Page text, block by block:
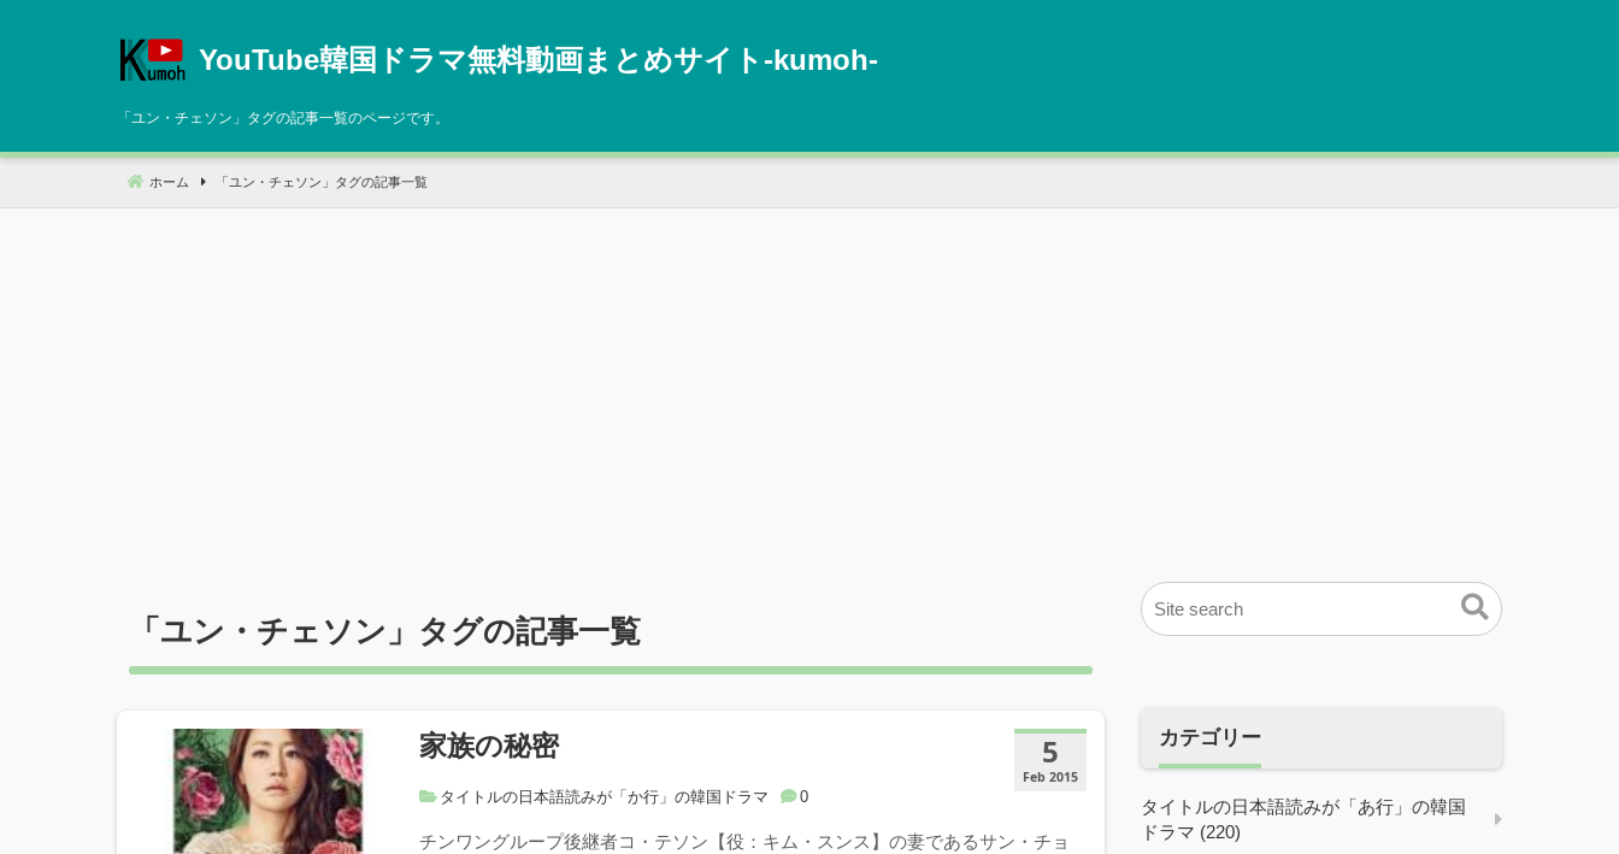
へ
動
YouTube韓国ドラマ無料動画まとめサイト‐kumoh‐
「 ユン・チェソン 」タグの記事一覧のページです。
ホーム 「 ユン・チェソン 」タグの記事一覧
「 ユン・チェソン 」タグの記事一覧
5
Feb 2015
家族の秘密
タイトルの日本語読みが「か行」の韓国ドラマ 0
チンワングループ後継者コ・テソン【役：キム・スンス】の妻であるサン・チョ
カテゴリー
タイトルの日本語読みが「あ行」の韓国
ドラマ (220)